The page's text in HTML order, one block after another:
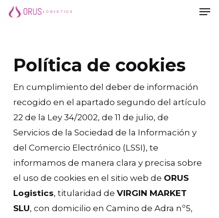
Saltar
Política de cookies
En cumplimiento del deber de información
recogido en el apartado segundo del artículo
22 de la Ley 34/2002, de 11 de julio, de
Servicios de la Sociedad de la Información y
del Comercio Electrónico (LSSI), te
informamos de manera clara y precisa sobre
el uso de cookies en el sitio web de ORUS
Logistics, titularidad de VIRGIN MARKET
SLU, con domicilio en Camino de Adra nº5,
Menú